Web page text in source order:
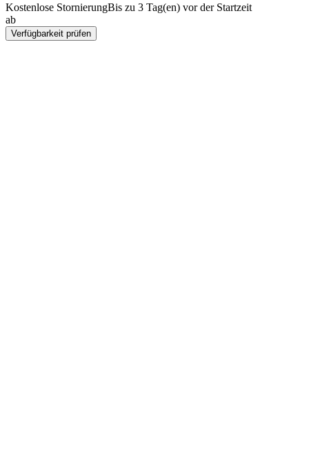
Kostenlose StornierungBis zu 3 Tag(en) vor der Startzeit
ab
Verfügbarkeit prüfen